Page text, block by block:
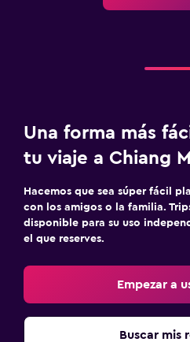
Una forma más
tu viaje a Chiang
Hacemos que sea súper fácil
con los amigos o la familia.
disponible para su uso
el que reserves.
Empezar a
Buscar mis